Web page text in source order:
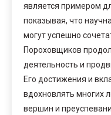
является примером
показывая, что
могут успешно
Пороховщиков
деятельность и
Его достижения и
вдохновлять многих
вершин и